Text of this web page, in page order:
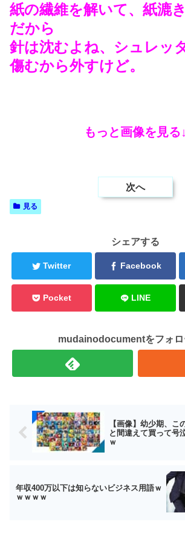
紙の繊維を解いて、紙漉
だから
針は沈むよね、シュレッ
傷むから外すけど。
もっと画像を見る↓
次へ
見る
シェアする
Twitter Facebook
Pocket LINE
mudainodocumentをフォロ
【画像】幼少期、こ
と間違えて買って号
ｗ
年収400万以下は知らないビジネス用語ｗ
ｗｗｗｗ